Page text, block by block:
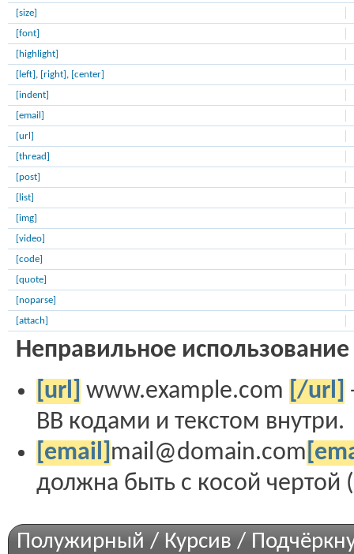
[size]
[font]
[highlight]
[left] , [right] , [center]
[indent]
[email]
[url]
[thread]
[post]
[list]
[img]
[video]
[code]
[quote]
[noparse]
[attach]
Неправильное
[url] www.example.com [/url]
BB кодами и текстом внутри.
[email] mail@domain.com
должна быть с косой чертой
Полужирный / Курсив /